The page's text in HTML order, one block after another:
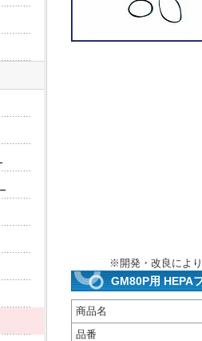
※開発・改良によ
GM80P用 HEPA
商品名
品番